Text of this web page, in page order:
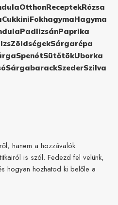
OtthonReceptekRózsa
CukkiniFokhagymaHagyma
PadlizsánPaprika
ZöldségekSárgarépa
SpenótSütőtökUborka
SárgabarackSzederSzilva
hanem a hozzávalók
is szól. Fedezd fel velünk,
hogyan hozhatod ki belőle a